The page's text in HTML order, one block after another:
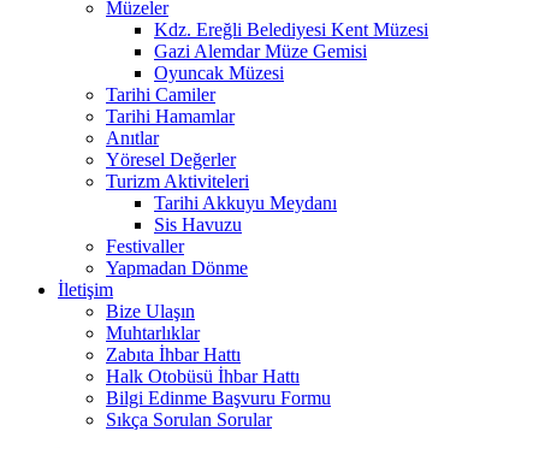
Müzeler
Kdz. Ereğli Belediyesi Kent Müzesi
Gazi Alemdar Müze Gemisi
Oyuncak Müzesi
Tarihi Camiler
Tarihi Hamamlar
Anıtlar
Yöresel Değerler
Turizm Aktiviteleri
Tarihi Akkuyu Meydanı
Sis Havuzu
Festivaller
Yapmadan Dönme
İletişim
Bize Ulaşın
Muhtarlıklar
Zabıta İhbar Hattı
Halk Otobüsü İhbar Hattı
Bilgi Edinme Başvuru Formu
Sıkça Sorulan Sorular